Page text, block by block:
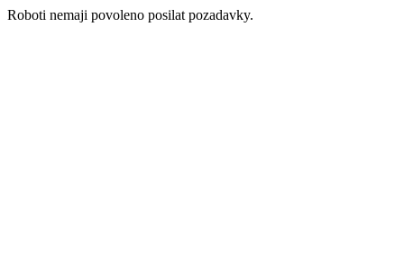
Roboti nemaji povoleno posilat pozadavky.